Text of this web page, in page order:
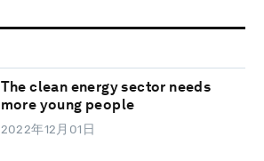
The clean energy sector needs
more young people
2022年12月01日